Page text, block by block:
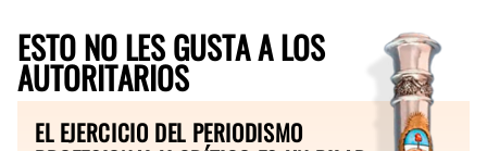
ESTO NO LES GUSTA A LOS
AUTORITARIOS
EL EJERCICIO DEL PERIODISMO